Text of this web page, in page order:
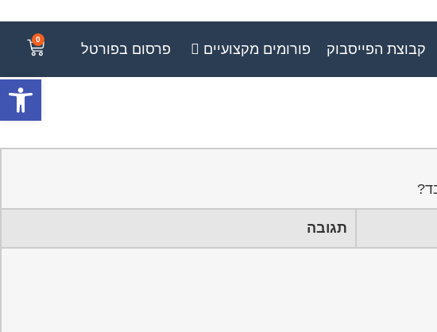
קבוצת הפייסבוק פורומים מקצועיים פרסום בפורטל
0
תגובה
פתח